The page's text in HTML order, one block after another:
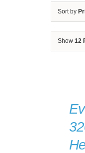
Sort by
Show 12